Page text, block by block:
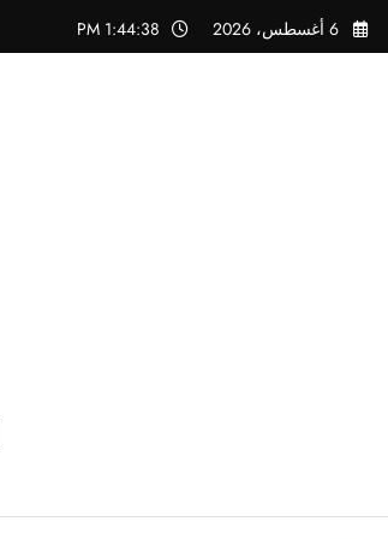
التجاوز
إلى
6 أغسطس، 2026 1:44:39 PM